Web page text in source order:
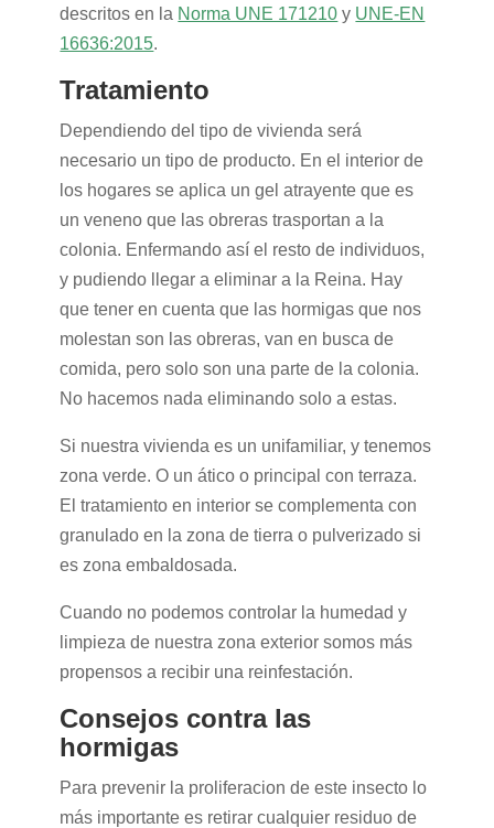
descritos en la Norma UNE 171210 y UNE-EN
16636:2015.
Tratamiento
Dependiendo del tipo de vivienda será
necesario un tipo de producto. En el interior de
los hogares se aplica un gel atrayente que es
un veneno que las obreras trasportan a la
colonia. Enfermando así el resto de individuos,
y pudiendo llegar a eliminar a la Reina. Hay
que tener en cuenta que las hormigas que nos
molestan son las obreras, van en busca de
comida, pero solo son una parte de la colonia.
No hacemos nada eliminando solo a estas.
Si nuestra vivienda es un unifamiliar, y tenemos
zona verde. O un ático o principal con terraza.
El tratamiento en interior se complementa con
granulado en la zona de tierra o pulverizado si
es zona embaldosada.
Cuando no podemos controlar la humedad y
limpieza de nuestra zona exterior somos más
propensos a recibir una reinfestación.
Consejos contra las
hormigas
Para prevenir la proliferacion de este insecto lo
más importante es retirar cualquier residuo de